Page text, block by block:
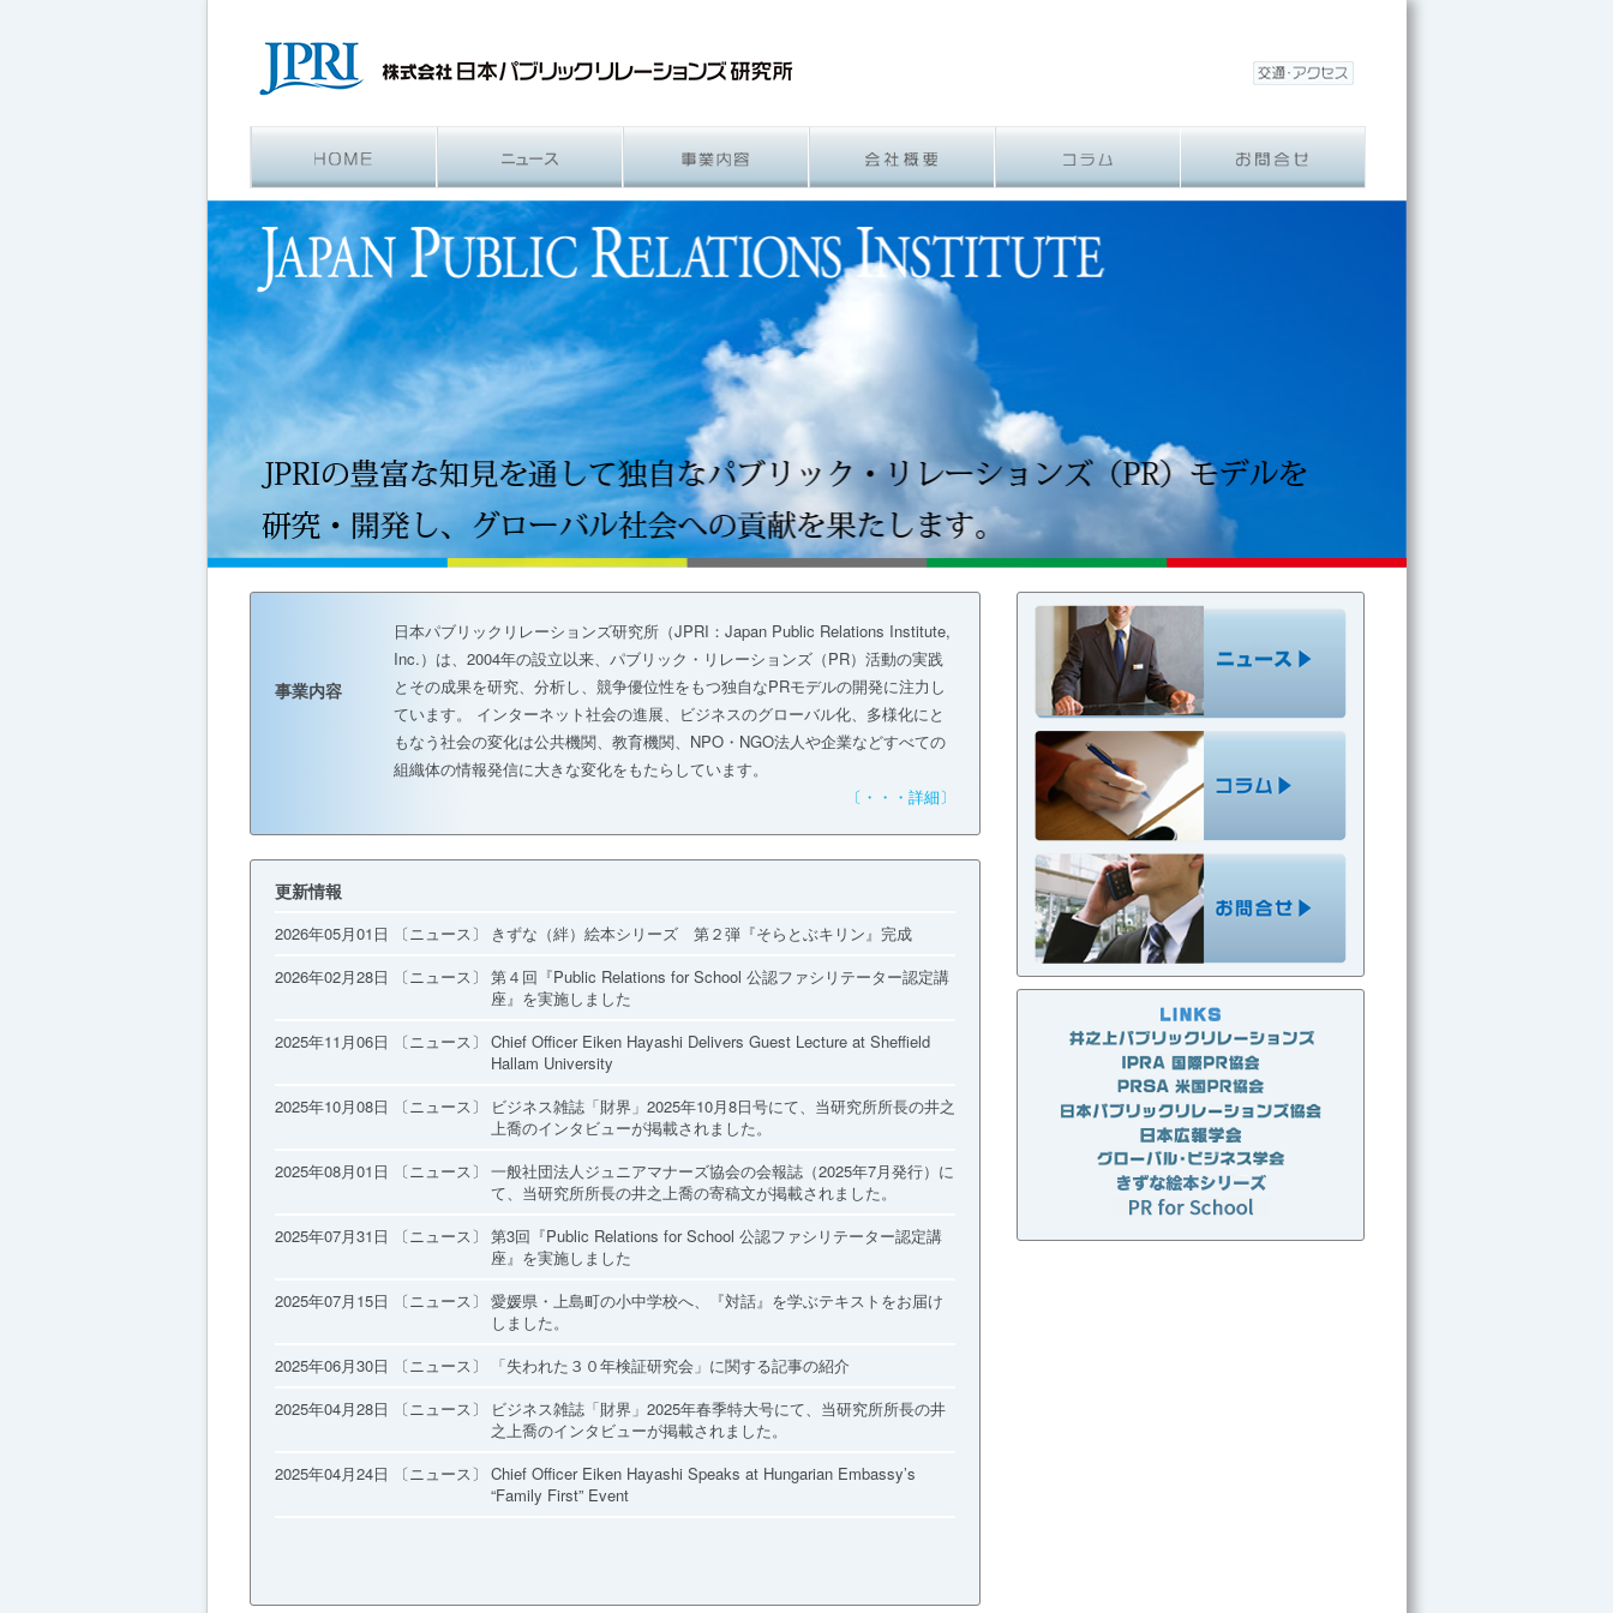
事業内容
日本パブリックリレーションズ研究所（JPRI：Japan Public Relations Institute,
Inc.）は、2004年の設立以来、パブリック・リレーションズ（PR）活動の実践
とその成果を研究、分析し、競争優位性をもつ独自なPRモデルの開発に注力し
ています。 インターネット社会の進展、ビジネスのグローバル化、多様化にと
もなう社会の変化は公共機関、教育機関、NPO・NGO法人や企業などすべての
組織体の情報発信に大きな変化をもたらしています。
〔・・・詳細〕
更新情報
2026年05月01日 〔ニュース〕
きずな（絆）絵本シリーズ 第２弾『そらとぶキリン』完成
2026年02月28日 〔ニュース〕 第４回『Public Relations for School 公認ファシリテーター認定講
座』を実施しました
2025年11月06日 〔ニュース〕 Chief Officer Eiken Hayashi Delivers Guest Lecture at Sheffield
Hallam University
2025年10月08日 〔ニュース〕
ビジネス雑誌「財界」2025年10月8日号にて、当研究所所長の井之
上喬のインタビューが掲載されました。
2025年08月01日 〔ニュース〕 一般社団法人ジュニアマナーズ協会の会報誌（2025年7月発行）に
て、当研究所所長の井之上喬の寄稿文が掲載されました。
2025年07月31日 〔ニュース〕 第3回『Public Relations for School 公認ファシリテーター認定講
座』を実施しました
2025年07月15日 〔ニュース〕 愛媛県・上島町の小中学校へ、『対話』を学ぶテキストをお届け
しました。
2025年06月30日 〔ニュース〕
「失われた３０年検証研究会」に関する記事の紹介
2025年04月28日 〔ニュース〕
ビジネス雑誌「財界」2025年春季特大号にて、当研究所所長の井
之上喬のインタビューが掲載されました。
2025年04月24日 〔ニュース〕 Chief Officer Eiken Hayashi Speaks at Hungarian Embassy’s
“Family First” Event